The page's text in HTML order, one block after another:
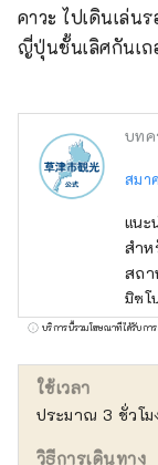
คาวะ ไปเดินเล่น
ญี่ปุ่นชั้นเลิศกันเถ
บทค
สมา
แนะ
สำห
สถา
มิซูโ
พิพิธ
บริการนี้รวมโฆษณาที่ได้รับกา
ใช้เวลา
ประมาณ 3 ชั่วโม
วิธีการเดินทาง